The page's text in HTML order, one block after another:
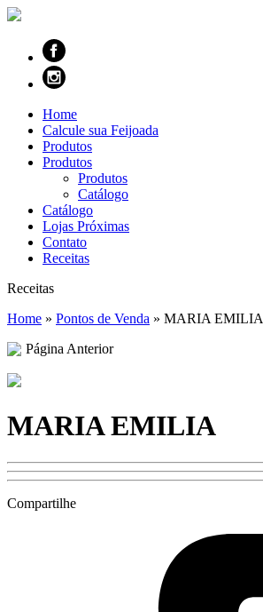
Home
Calcule sua Feijoada
Produtos
Produtos
Produtos
Catálogo
Catálogo
Lojas Próximas
Contato
Receitas
Receitas
Home » Pontos de Venda » MARIA EMILIA
Página Anterior
MARIA EMILIA
Compartilhe